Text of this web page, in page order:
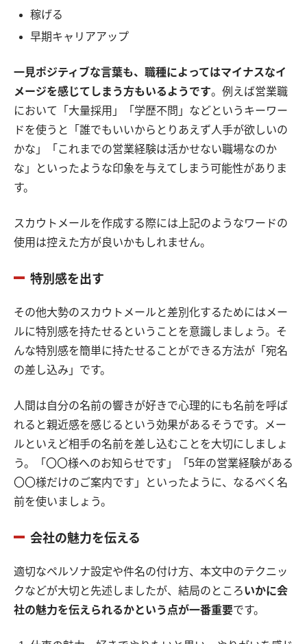
稼げる
早期キャリアアップ
一見ポジティブな言葉も、職種によってはマイナスなイ
メージを感じてしまう方もいるようです。例えば営業職
において「大量採用」「学歴不問」などというキーワー
ドを使うと「誰でもいいからとりあえず人手が欲しいの
かな」「これまでの営業経験は活かせない職場なのか
な」といったような印象を与えてしまう可能性がありま
す。
スカウトメールを作成する際には上記のようなワードの
使用は控えた方が良いかもしれません。
特別感を出す
その他大勢のスカウトメールと差別化するためにはメー
ルに特別感を持たせるということを意識しましょう。そ
んな特別感を簡単に持たせることができる方法が「宛名
の差し込み」です。
人間は自分の名前の響きが好きで心理的にも名前を呼ば
れると親近感を感じるという効果があるそうです。メー
ルといえど相手の名前を差し込むことを大切にしましょ
う。「〇〇様へのお知らせです」「5年の営業経験がある
〇〇様だけのご案内です」といったように、なるべく名
前を使いましょう。
会社の魅力を伝える
適切なペルソナ設定や件名の付け方、本文中のテクニッ
クなどが大切と先述しましたが、結局のところいかに会
社の魅力を伝えられるかという点が一番重要です。